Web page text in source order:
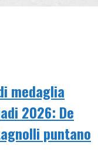
medaglia
2026: De
puntano